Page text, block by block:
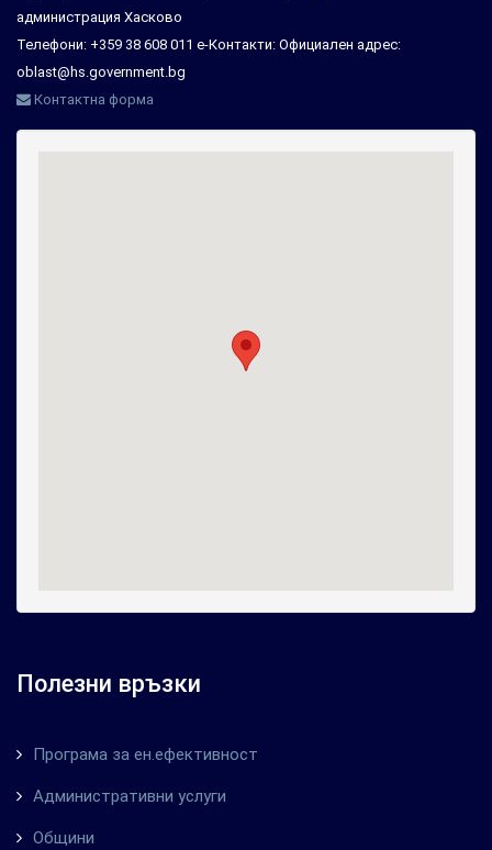
администрация Хасково
Телефони: +359 38 608 011 е-Контакти: Официален адрес:
oblast@hs.government.bg
Контактна форма
Полезни връзки
Програма за ен.ефективност
Административни услуги
Общини